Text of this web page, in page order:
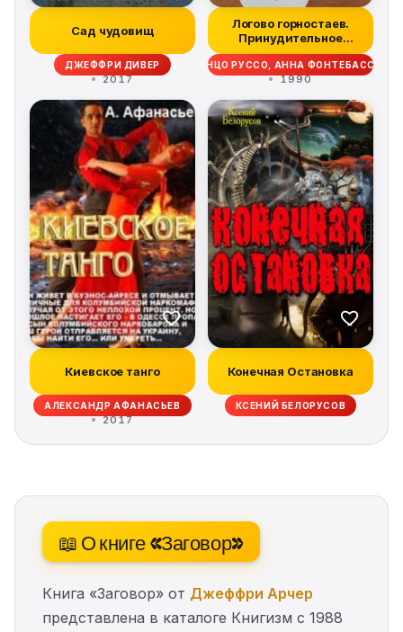
Сад чудовищ
ДЖЕФФРИ ДИВЕР
2017
Логово горностаев.
Принудительное
поселение
ЭНЦО РУССО, АННА ФОНТЕБАССО
1990
Киевское танго
АЛЕКСАНДР АФАНАСЬЕВ
2017
Конечная Остановка
КСЕНИЙ БЕЛОРУСОВ
📖 О книге «Заговор»
Книга «Заговор» от Джеффри Арчер
представлена в каталоге Книгизм с 1988